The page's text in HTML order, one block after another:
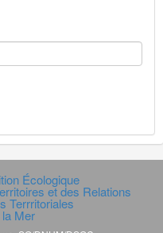
Écologique
et des Relations
Terrritoriales
Mer